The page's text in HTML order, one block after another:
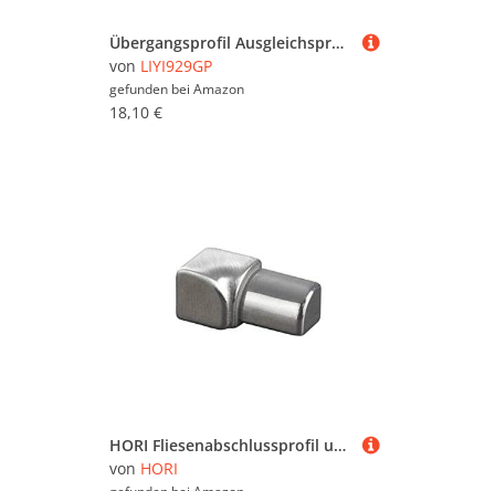
Übergangsprofil Ausgleichsprofil 1mm Stärke Bodenschiene Eingedrückt, Bodenübergangsstreifen Abdeckleisten Für Fußböden, Übergang Leiste Bodenleiste Aluminium Eloxiert, Eng Anliegend T-Profil
von LIYI929GP
gefunden bei Amazon
18,10 €
HORI Fliesenabschlussprofil und Übergangsprofil 2,5 m Kantenschutz Eck- und Kantenprofil mit Aussen- und Innenecke Quadroprofil I Höhe: 12.5 mm I Edelstahl (V2A) glänzend
von HORI